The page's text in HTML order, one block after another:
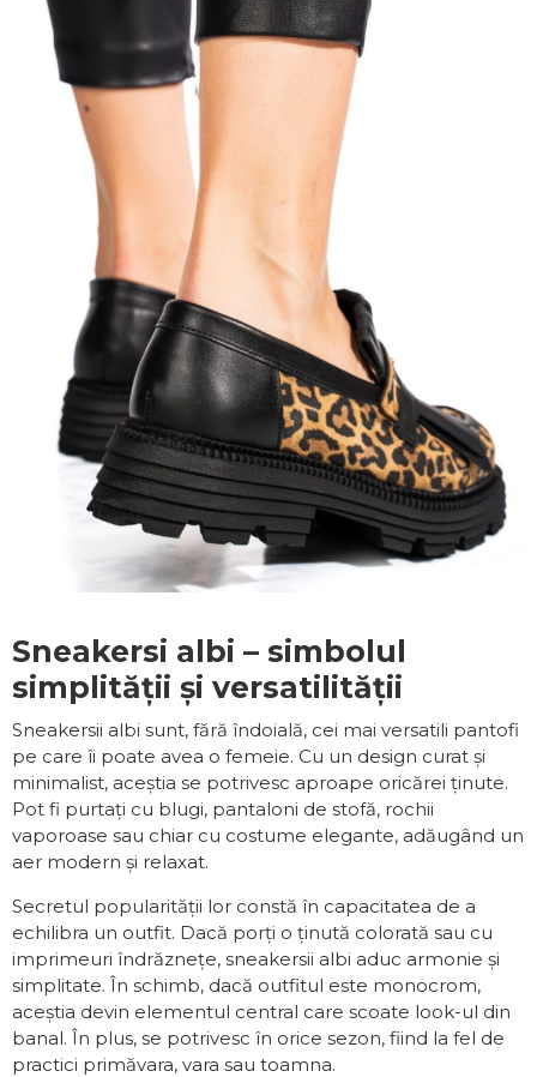
Sneakersi albi – simbolul
simplității și versatilității
Sneakersii albi sunt, fără îndoială, cei mai versatili pantofi
pe care îi poate avea o femeie. Cu un design curat și
minimalist, aceștia se potrivesc aproape oricărei ținute.
Pot fi purtați cu blugi, pantaloni de stofă, rochii
vaporoase sau chiar cu costume elegante, adăugând un
aer modern și relaxat.
Secretul popularității lor constă în capacitatea de a
echilibra un outfit. Dacă porți o ținută colorată sau cu
imprimeuri îndrăznețe, sneakersii albi aduc armonie și
simplitate. În schimb, dacă outfitul este monocrom,
aceștia devin elementul central care scoate look-ul din
banal. În plus, se potrivesc în orice sezon, fiind la fel de
practici primăvara, vara sau toamna.